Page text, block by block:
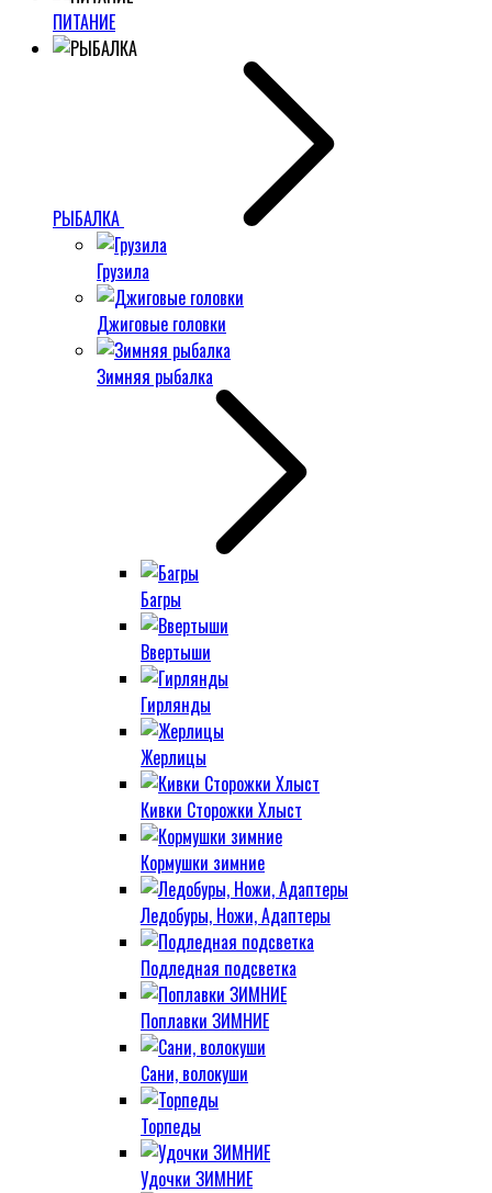
ПИТАНИЕ
РЫБАЛКА
Грузила
Джиговые головки
Зимняя рыбалка
Багры
Ввертыши
Гирлянды
Жерлицы
Кивки Сторожки Хлыст
Кормушки зимние
Ледобуры, Ножи, Адаптеры
Подледная подсветка
Поплавки ЗИМНИЕ
Сани, волокуши
Торпеды
Удочки ЗИМНИЕ